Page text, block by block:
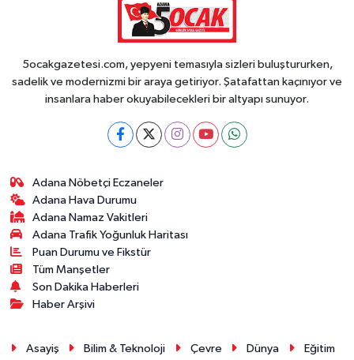
5ocakgazetesi.com, yepyeni temasıyla sizleri buluştururken,
sadelik ve modernizmi bir araya getiriyor. Şatafattan kaçınıyor ve
insanlara haber okuyabilecekleri bir altyapı sunuyor.
Adana Nöbetçi Eczaneler
Adana Hava Durumu
Adana Namaz Vakitleri
Adana Trafik Yoğunluk Haritası
Puan Durumu ve Fikstür
Tüm Manşetler
Son Dakika Haberleri
Haber Arşivi
Asayiş Bilim & Teknoloji Çevre Dünya
Eğitim